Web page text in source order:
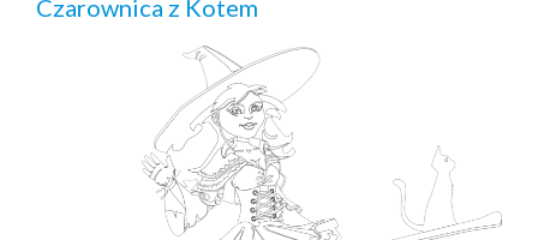
Czarownica z Kotem